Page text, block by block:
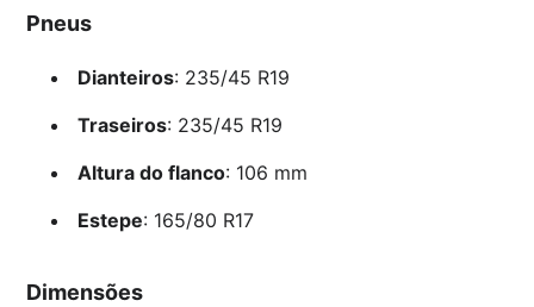
Pneus
Dianteiros: 235/45 R19
Traseiros: 235/45 R19
Altura do flanco: 106 mm
Estepe: 165/80 R17
Dimensões